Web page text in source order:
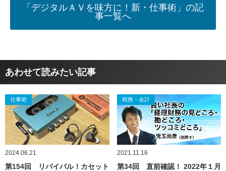
「デジタルＡＶを味方に！新・仕事術」の記
事一覧へ
あわせて読みたい記事
仕事術
2024.06.21
第154回 リバイバル！カセット
税務・会計
2021.11.16
第34回 直前確認！ 2022年１月